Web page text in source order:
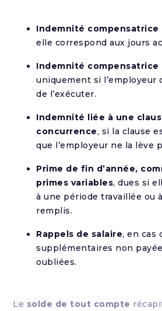
Indemnité compensatrice
elle correspond aux jours
Indemnité compensatrice
uniquement si l’employeur
de l’exécuter.
Indemnité liée à une
concurrence, si la clause
que l’employeur ne la lève
Prime de fin d’année,
primes variables, dues si
à une période travaillée ou
remplis.
Rappels de salaire, en cas
supplémentaires non
oubliées.
Le solde de tout compte